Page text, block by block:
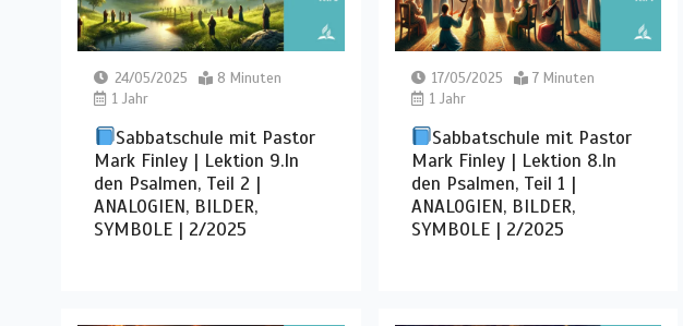
24/05/2025
8 Minuten
1 Jahr
Sabbatschule mit Pastor
Mark Finley | Lektion 9.In
den Psalmen, Teil 2 |
ANALOGIEN, BILDER,
SYMBOLE | 2/2025
17/05/2025
7 Minuten
1 Jahr
Sabbatschule mit Pastor
Mark Finley | Lektion 8.In
den Psalmen, Teil 1 |
ANALOGIEN, BILDER,
SYMBOLE | 2/2025